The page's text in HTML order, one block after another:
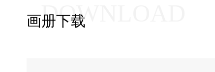
画册下载
DOWNLOAD